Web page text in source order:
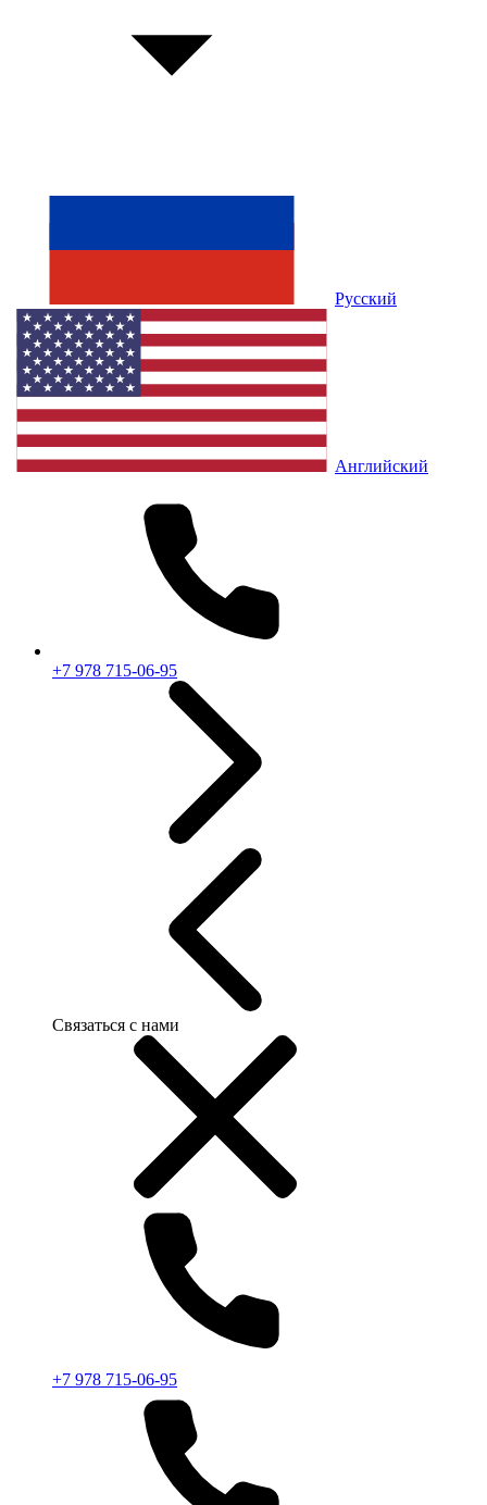
Русский
Английский
+7 978 715-06-95
Связаться с нами
+7 978 715-06-95